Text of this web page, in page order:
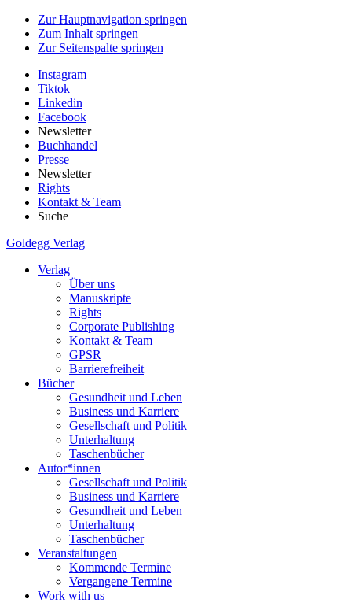
Zur Hauptnavigation springen
Zum Inhalt springen
Zur Seitenspalte springen
Instagram
Tiktok
Linkedin
Facebook
Newsletter
Buchhandel
Presse
Newsletter
Rights
Kontakt & Team
Suche
Goldegg Verlag
Verlag
Über uns
Manuskripte
Rights
Corporate Publishing
Kontakt & Team
GPSR
Barrierefreiheit
Bücher
Gesundheit und Leben
Business und Karriere
Gesellschaft und Politik
Unterhaltung
Taschenbücher
Autor*innen
Gesellschaft und Politik
Business und Karriere
Gesundheit und Leben
Unterhaltung
Taschenbücher
Veranstaltungen
Kommende Termine
Vergangene Termine
Work with us